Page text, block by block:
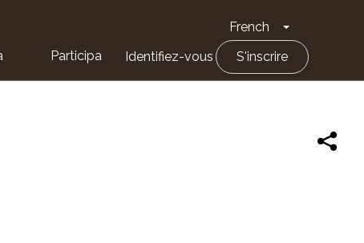
French Toggle
Participa Identifiez-vous S'inscrire